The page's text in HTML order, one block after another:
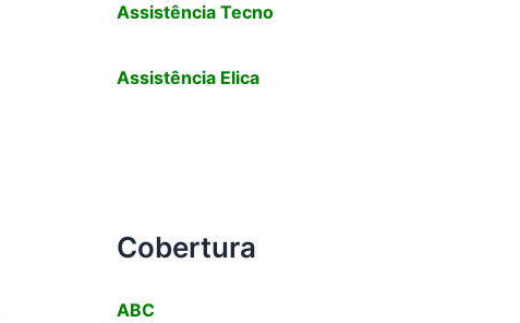
Assistência Tecno
Assistência Elica
Cobertura
ABC